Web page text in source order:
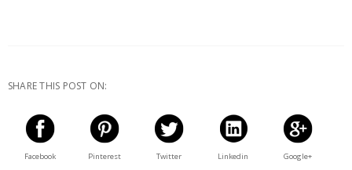
SHARE THIS POST ON:
Facebook Pinterest Twitter Linkedin Google+